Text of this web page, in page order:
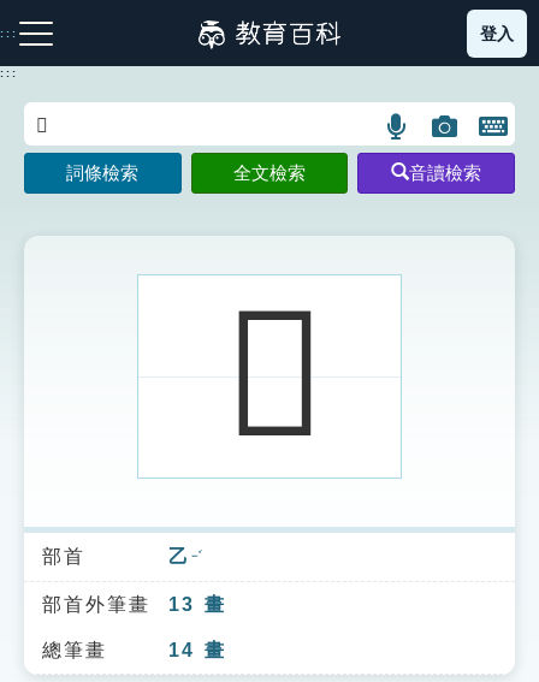
到
主
:::
注音索引圖示 筆畫索引圖示 部首索引表圖示
索引選單
知識索引
單字索引
登入
:::
語
言
搜
示
圖
片
搜
開
鍵
圖
詞條檢索 全文檢索 音讀檢索
𠄇
部首 乙 ㄧˇ
部首外筆畫 13 畫
總筆畫 14 畫